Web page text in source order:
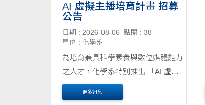
AI 虛擬主播培育計畫 招募
公告
日期 : 2026-08-06
點閱 : 38
單位 : 化學系
為培育兼具科學素養與數位媒體能力
之人才，化學系特別推出 「AI 虛擬
主播培育計畫」，誠摯邀請對影音製
作、AI 應用及招生宣傳有興趣的同
更多訊息